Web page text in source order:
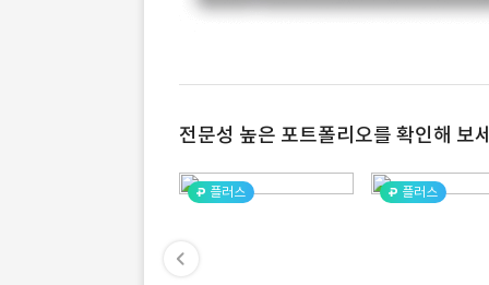
전문성 높은 포트폴리오를 확인해 보
플러스 플러스